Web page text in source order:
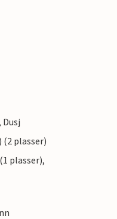
(2 plasser)
plasser),